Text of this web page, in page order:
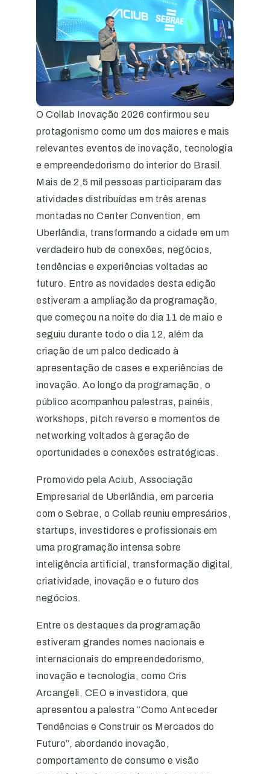
O Collab Inovação 2026 confirmou seu
protagonismo como um dos maiores e mais
relevantes eventos de inovação, tecnologia
e empreendedorismo do interior do Brasil.
Mais de 2,5 mil pessoas participaram das
atividades distribuídas em três arenas
montadas no Center Convention, em
Uberlândia, transformando a cidade em um
verdadeiro hub de conexões, negócios,
tendências e experiências voltadas ao
futuro. Entre as novidades desta edição
estiveram a ampliação da programação,
que começou na noite do dia 11 de maio e
seguiu durante todo o dia 12, além da
criação de um palco dedicado à
apresentação de cases e experiências de
inovação. Ao longo da programação, o
público acompanhou palestras, painéis,
workshops, pitch reverso e momentos de
networking voltados à geração de
oportunidades e conexões estratégicas.
Promovido pela Aciub, Associação
Empresarial de Uberlândia, em parceria
com o Sebrae, o Collab reuniu empresários,
startups, investidores e profissionais em
uma programação intensa sobre
inteligência artificial, transformação digital,
criatividade, inovação e o futuro dos
negócios.
Entre os destaques da programação
estiveram grandes nomes nacionais e
internacionais do empreendedorismo,
inovação e tecnologia, como Cris
Arcangeli, CEO e investidora, que
apresentou a palestra “Como Anteceder
Tendências e Construir os Mercados do
Futuro”, abordando inovação,
comportamento de consumo e visão